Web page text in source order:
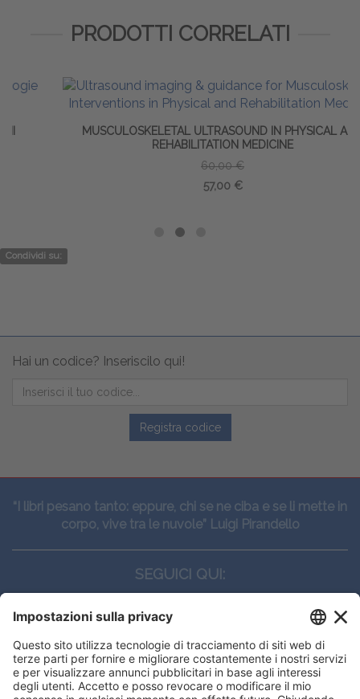
PRODOTTI CORRELATI
MUSCULOSKELETAL ULTRASOUND IN PHYSICAL AND
REHABILITATION MEDICINE
60,00 €
Condividi su:
Hai un codice? Inseriscilo qui!
Registra codice
“I libri pesano tanto: eppure, chi se ne ciba e se li mette in
corpo, vive tra le nuvole” Luigi Pirandello
SEGUICI QUI:
CONTATTI
Edi.Ermes srl